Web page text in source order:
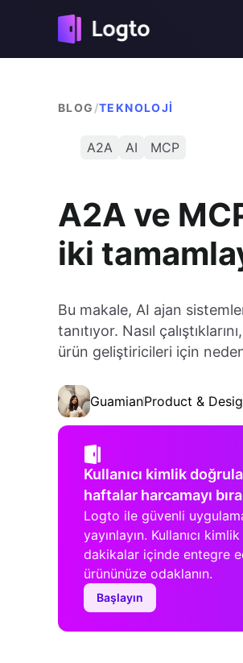
BLOG /TEKNOLOJI
A2A AI MCP
A2A ve
iki
Bu makale, AI ajan
tanıtıyor. Nasıl
ürün geliştiricileri için
GuamianProduct &
Kullanıcı kimlik
haftalar harcamayı
Logto ile güvenli
yayınlayın. Kullanıcı
dakikalar içinde entegre
ürününüze odaklanın.
Başlayın